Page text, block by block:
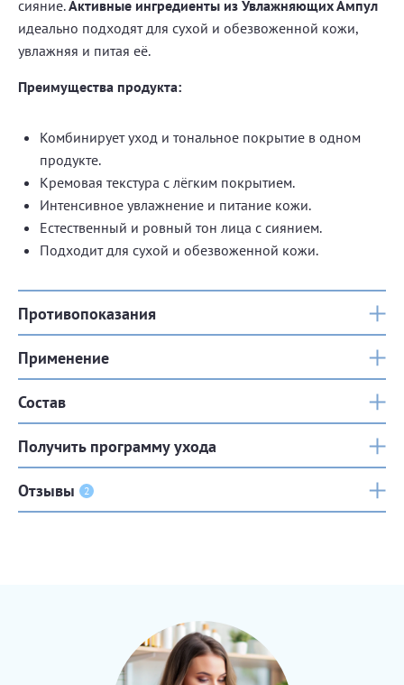
сияние.Активные ингредиенты из Увлажняющих Ампул
идеально подходят для сухой и обезвоженной кожи,
увлажняя и питая её.
Преимущества продукта:
Комбинирует уход и тональное покрытие в одном
продукте.
Кремовая текстура с лёгким покрытием.
Интенсивное увлажнение и питание кожи.
Естественный и ровный тон лица с сиянием.
Подходит для сухой и обезвоженной кожи.
Противопоказания
Применение
Состав
Получить программу ухода
Отзывы 2